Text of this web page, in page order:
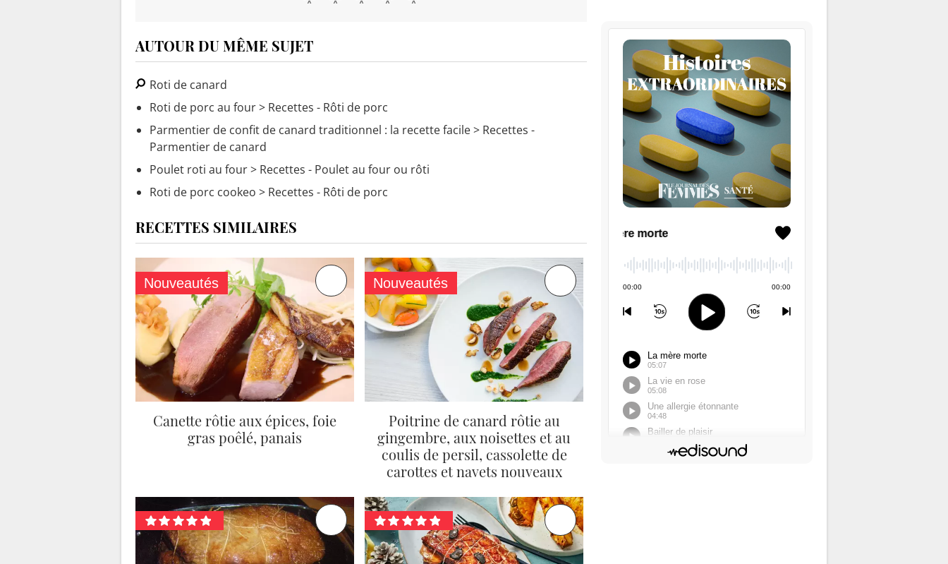
AUTOUR DU MÊME SUJET
Roti de canard
Roti de porc au four> Recettes - Rôti de porc
Parmentier de confit de canard traditionnel : la recette facile> Recettes -
Parmentier de canard
Poulet roti au four> Recettes - Poulet au four ou rôti
Roti de porc cookeo > Recettes - Rôti de porc
RECETTES SIMILAIRES
Nouveautés
Canette rôtie aux épices, foie
gras poêlé, panais
Nouveautés
Poitrine de canard rôtie au
gingembre, aux noisettes et au
coulis de persil, cassolette de
carottes et navets nouveaux